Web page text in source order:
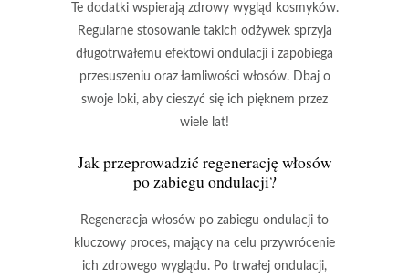
Te dodatki wspierają zdrowy wygląd kosmyków.
Regularne stosowanie takich odżywek sprzyja
długotrwałemu efektowi ondulacji i zapobiega
przesuszeniu oraz łamliwości włosów. Dbaj o
swoje loki, aby cieszyć się ich pięknem przez
wiele lat!
Jak przeprowadzić regenerację włosów
po zabiegu ondulacji?
Regeneracja włosów po zabiegu ondulacji to
kluczowy proces, mający na celu przywrócenie
ich zdrowego wyglądu. Po trwałej ondulacji,